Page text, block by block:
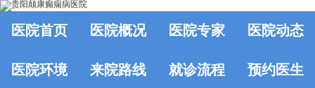
医院首页 医院概况 医院专家 医院动态
医院环境 来院路线 就诊流程 预约医生